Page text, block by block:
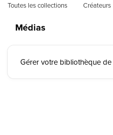
Toutes les collections Créateurs
Médias
Gérer votre bibliothèque